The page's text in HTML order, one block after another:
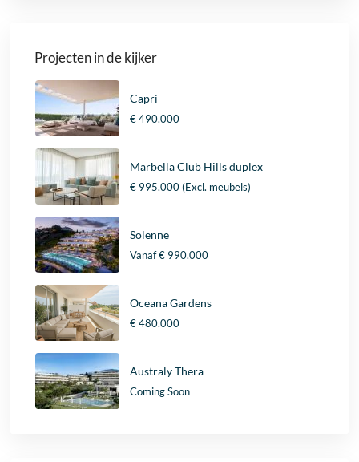
Projecten in de kijker
Capri
€ 490.000
Marbella Club Hills duplex
€ 995.000(Excl. meubels)
Solenne
Vanaf€ 990.000
Oceana Gardens
€ 480.000
Australy Thera
Coming Soon